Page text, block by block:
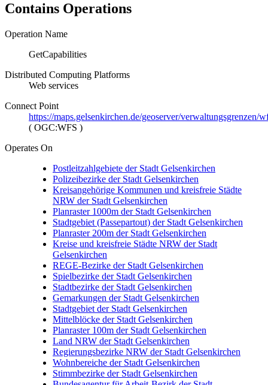
Contains Operations
Operation Name
GetCapabilities
Distributed Computing Platforms
Web services
Connect Point
https://maps.gelsenkirchen.de/geoserver/verwaltungsgrenzen/
( OGC:WFS )
Operates On
Postleitzahlgebiete der Stadt Gelsenkirchen
Polizeibezirke der Stadt Gelsenkirchen
Kreisangehörige Kommunen und kreisfreie Städte
NRW der Stadt Gelsenkirchen
Planraster 1000m der Stadt Gelsenkirchen
Stadtgebiet (Passepartout) der Stadt Gelsenkirchen
Planraster 200m der Stadt Gelsenkirchen
Kreise und kreisfreie Städte NRW der Stadt
Gelsenkirchen
REGE-Bezirke der Stadt Gelsenkirchen
Spielbezirke der Stadt Gelsenkirchen
Stadtbezirke der Stadt Gelsenkirchen
Gemarkungen der Stadt Gelsenkirchen
Stadtgebiet der Stadt Gelsenkirchen
Mittelblöcke der Stadt Gelsenkirchen
Planraster 100m der Stadt Gelsenkirchen
Land NRW der Stadt Gelsenkirchen
Regierungsbezirke NRW der Stadt Gelsenkirchen
Wohnbereiche der Stadt Gelsenkirchen
Stimmbezirke der Stadt Gelsenkirchen